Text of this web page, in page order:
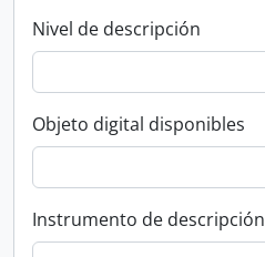
Nivel de descripción
Objeto digital disponibles
Instrumento de descripción